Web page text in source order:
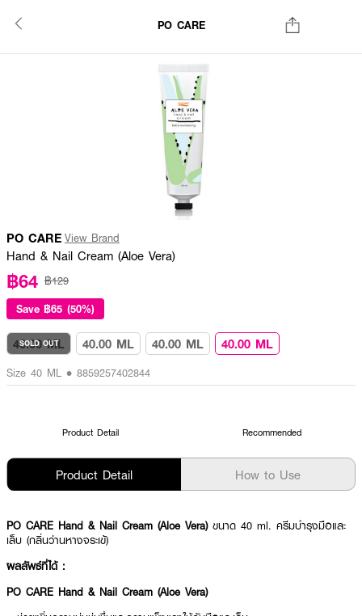
PO CARE
PO CARE View Brand
Hand & Nail Cream (Aloe Vera)
฿64 ฿129
Save ฿65 (50%)
40.00 ML
SOLD OUT 40.00 ML 40.00 ML 40.00 ML
Size 40 ML • 8859257402844
Product Detail Recommended
Product Detail How to Use
PO CARE Hand & Nail Cream (Aloe Vera) ขนาด 40 ml. ครีมบำรุงมือและ
เล็บ (กลิ่นว่านหางจระเข้)
ผลลัพธ์ที่ได้ :
PO CARE Hand & Nail Cream (Aloe Vera)